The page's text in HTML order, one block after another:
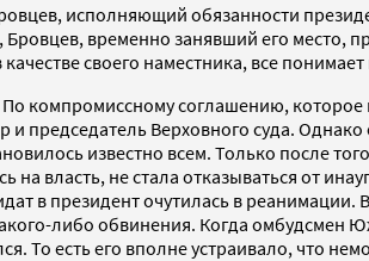
исполняющий обязанности
временно занявший его место,
своего наместника, все
компромиссному соглашению,
и председатель Верховного суда.
известно всем. Только после
власть, не стала отказываться от
в президент очутилась в
либо обвинения. Когда омбудсмен
То есть его вполне устраивало, что